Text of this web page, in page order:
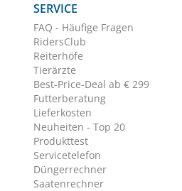
SERVICE
FAQ - Häufige Fragen
RidersClub
Reiterhöfe
Tierärzte
Best-Price-Deal ab € 299
Futterberatung
Lieferkosten
Neuheiten - Top 20
Produkttest
Servicetelefon
Düngerrechner
Saatenrechner